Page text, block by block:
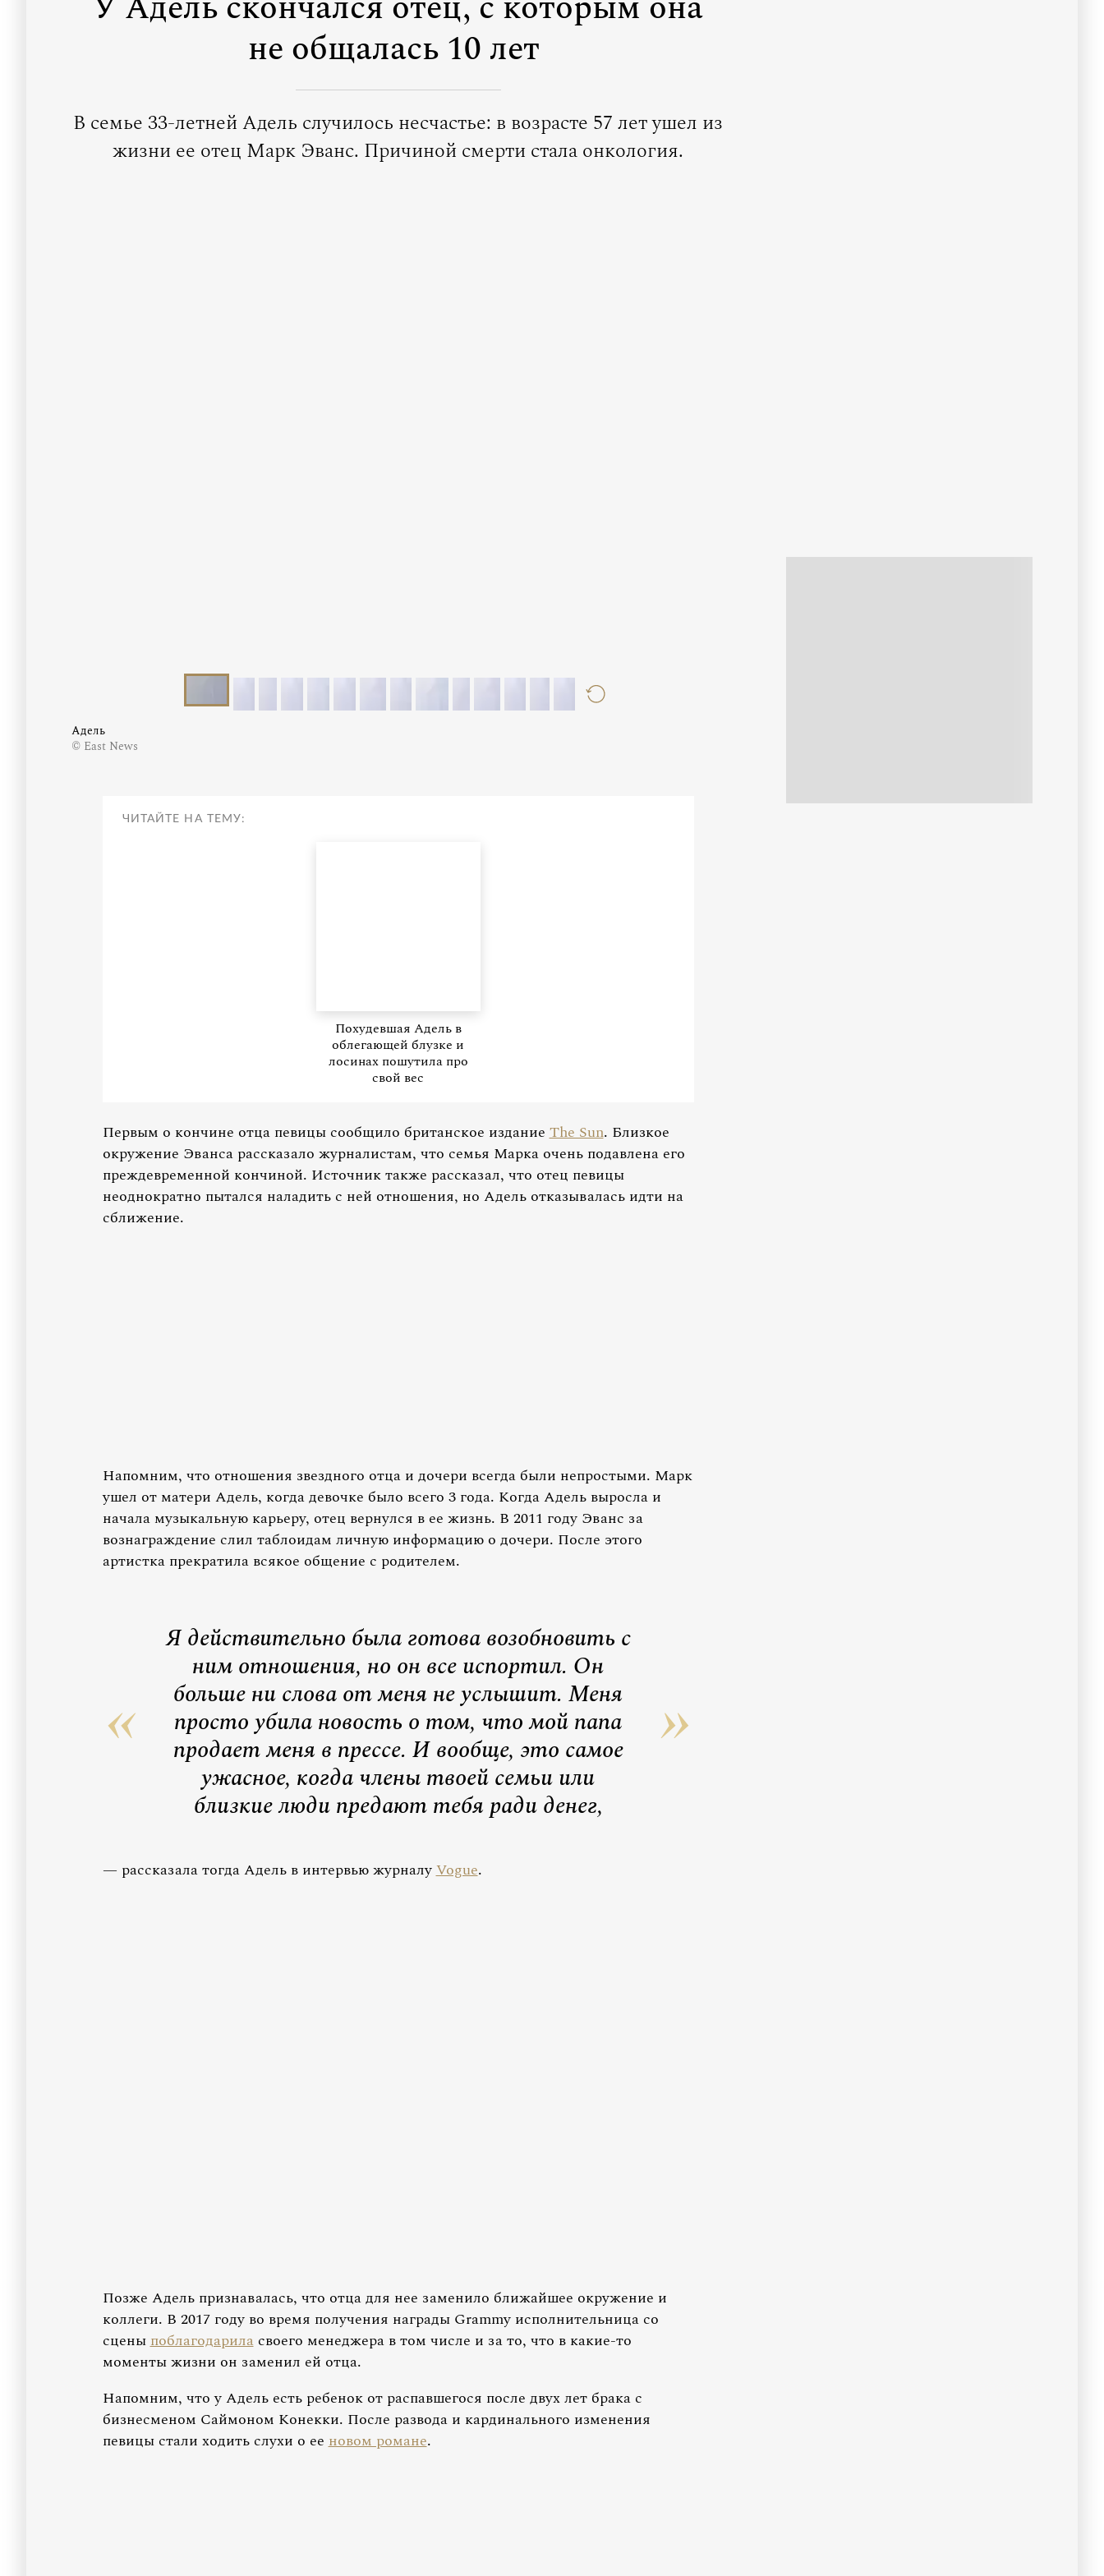
не общалась 10 лет
В семье 33-летней Адель случилось несчастье: в возрасте 57 лет ушел из
жизни ее отец Марк Эванс. Причиной смерти стала онкология.
Адель
© East News
ЧИТАЙТЕ НА ТЕМУ:
Похудевшая Адель в
облегающей блузке и
лосинах пошутила про
свой вес
Первым о кончине отца певицы сообщило британское изданиеThe Sun. Близкое
окружение Эванса рассказало журналистам, что семья Марка очень подавлена его
преждевременной кончиной. Источник также рассказал, что отец певицы
неоднократно пытался наладить с ней отношения, но Адель отказывалась идти на
сближение.
Напомним, что отношения звездного отца и дочери всегда были непростыми. Марк
ушел от матери Адель, когда девочке было всего 3 года. Когда Адель выросла и
начала музыкальную карьеру, отец вернулся в ее жизнь. В 2011 году Эванс за
вознаграждение слил таблоидам личную информацию о дочери. После этого
артистка прекратила всякое общение с родителем.
Я действительно была готова возобновить с
ним отношения, но он все испортил. Он
больше ни слова от меня не услышит. Меня
просто убила новость о том, что мой папа
продает меня в прессе. И вообще, это самое
ужасное, когда члены твоей семьи или
близкие люди предают тебя ради денег,
— рассказала тогда Адель в интервью журналуVogue.
Позже Адель признавалась, что отца для нее заменило ближайшее окружение и
коллеги. В 2017 году во время получения награды Grammy исполнительница со
сценыпоблагодариласвоего менеджера в том числе и за то, что в какие-то
моменты жизни он заменил ей отца.
Напомним, что у Адель есть ребенок от распавшегося после двух лет брака с
бизнесменом Саймоном Конекки. После развода и кардинального изменения
певицы стали ходить слухи о ееновом романе.